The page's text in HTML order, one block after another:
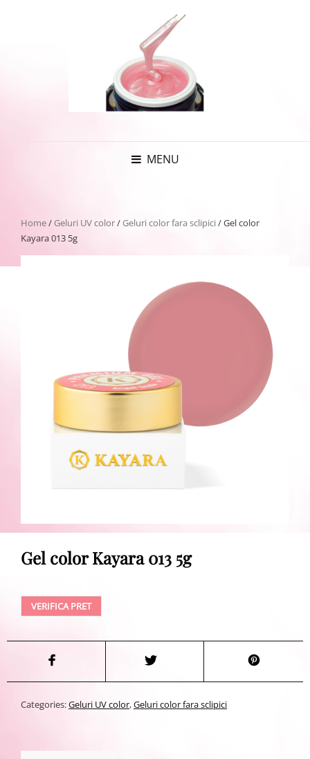
MENU
Home/Geluri UV color/Geluri color fara sclipici/ Gel color
Kayara 013 5g
Gel color Kayara 013 5g
VERIFICA PRET
Categories:Geluri UV color,Geluri color fara sclipici